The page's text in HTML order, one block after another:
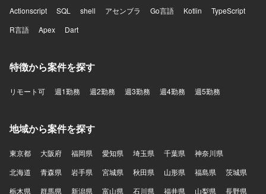
Actionscript
SQL shell アセンブラ Go言語 Kotlin
TypeScript
R言語
Apex Dart
特徴から案件を探す
リモート可 週1勤務 週2勤務 週3勤務 週4勤務 週5勤務
地域から案件を探す
東京都 大阪府 福岡県 愛知県 埼玉県 千葉県
神奈川県
北海道
青森県 岩手県 宮城県 秋田県 山形県 福島県
茨城県
栃木県
群馬県 新潟県 富山県 石川県 福井県 山梨県 長野県